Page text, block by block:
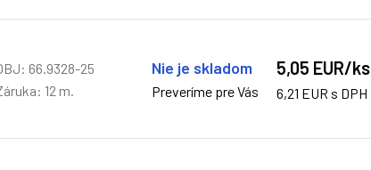
66.9328-25
12 m.
Nie je skladom
Preveríme pre Vás
5,05 EUR/ks
6,21 EUR s DPH